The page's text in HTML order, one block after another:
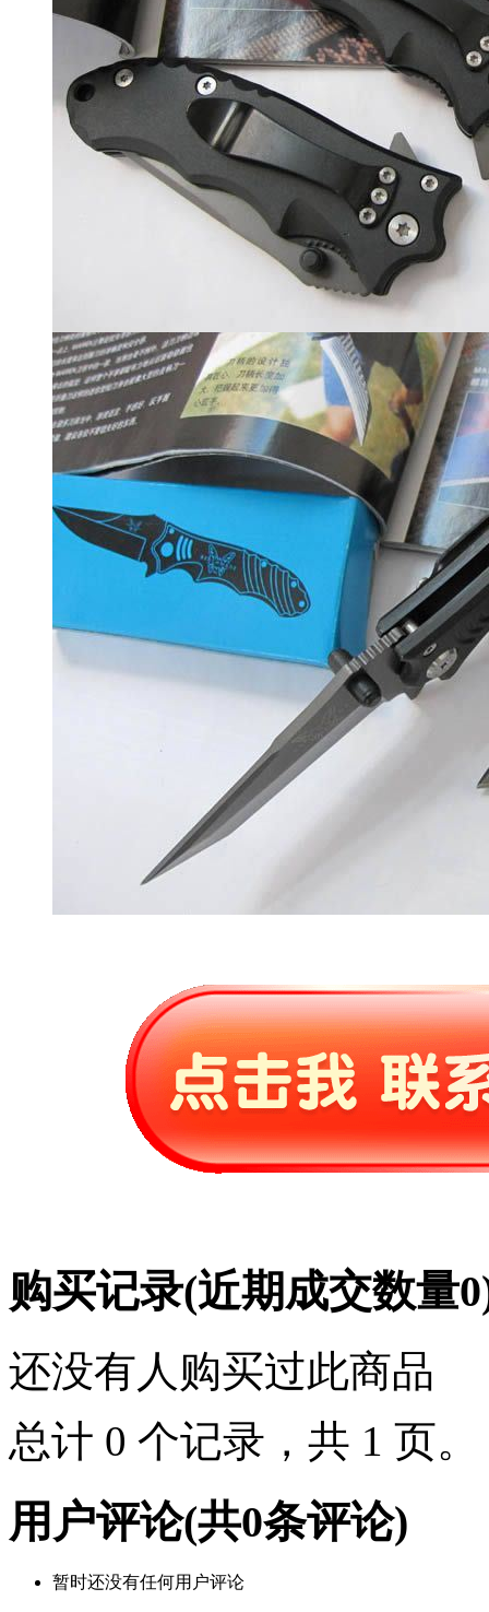
购买记录(近期成交数量0
还没有人购买过此商品
总计 0 个记录，共 1 页。
用户评论(共0条评论)
暂时还没有任何用户评论